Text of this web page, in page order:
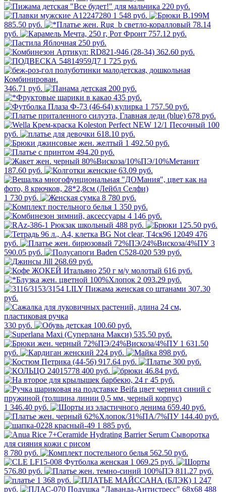
220 руб.
1 548 руб.
885.50 руб.
78.14
руб.
757.12 руб.
250 руб.
362.60 руб.
1 725 руб.
346.71 руб.
200 руб.
435 руб.
1 757.50 руб.
678 руб.
100
руб.
618.10 руб.
1 492.50 руб.
494.20 руб.
187.60 руб. 63.09 руб.
1 730 руб.
8 780 руб.
1 350 руб.
4 146 руб.
488 руб.
125.50 руб.
476
руб.
3
590.05 руб.
539 руб.
268.69 руб.
616 руб.
2 093.29 руб.
307.30
руб.
330 руб.
100.60 руб.
535.50 руб.
1 631.50
руб.
224 руб.
898 руб.
917.64 руб.
300 руб.
400 руб.
46.84 руб.
45 руб.
1 346.40 руб.
659.40 руб.
144.40 руб.
1 885 руб.
8 780 руб.
562.50 руб.
1 069.25 руб.
576.80 руб.
811.27 руб.
1 368 руб.
1 247
руб.
488